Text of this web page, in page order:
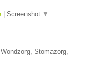
Screenshot ▼
Stomazorg,